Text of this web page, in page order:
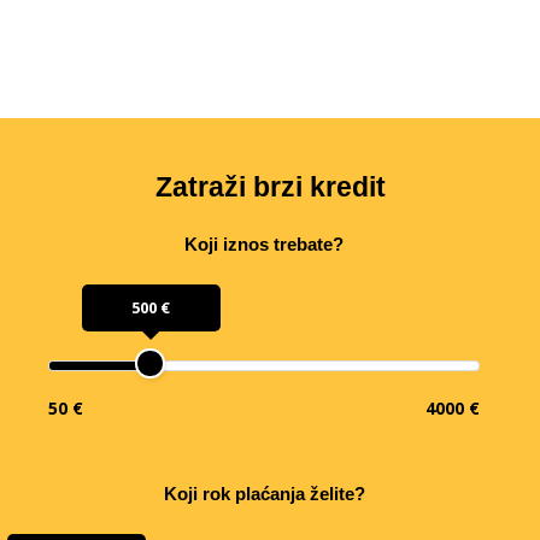
Zatraži brzi kredit
Koji iznos trebate?
500 €
50 € 4000 €
Koji rok plaćanja želite?